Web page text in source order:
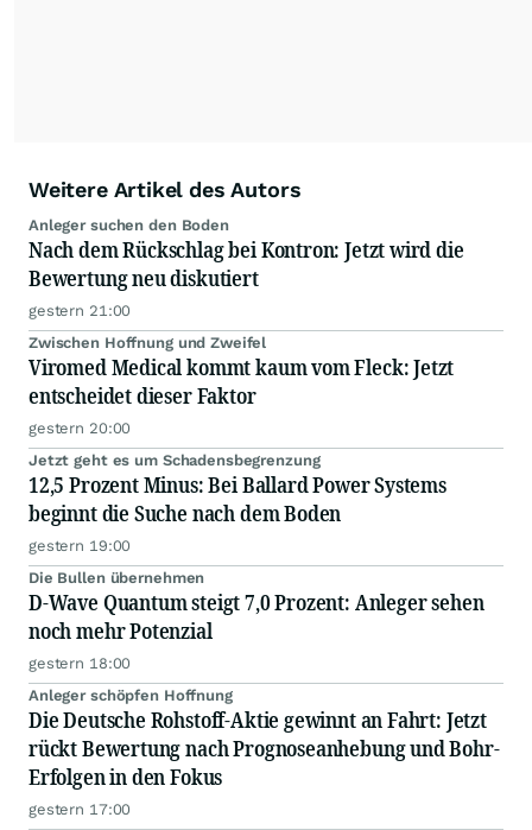
Weitere Artikel des Autors
Anleger suchen den Boden
Nach dem Rückschlag bei Kontron: Jetzt wird die
Bewertung neu diskutiert
gestern 21:00
Zwischen Hoffnung und Zweifel
Viromed Medical kommt kaum vom Fleck: Jetzt
entscheidet dieser Faktor
gestern 20:00
Jetzt geht es um Schadensbegrenzung
12,5 Prozent Minus: Bei Ballard Power Systems
beginnt die Suche nach dem Boden
gestern 19:00
Die Bullen übernehmen
D-Wave Quantum steigt 7,0 Prozent: Anleger sehen
noch mehr Potenzial
gestern 18:00
Anleger schöpfen Hoffnung
Die Deutsche Rohstoff-Aktie gewinnt an Fahrt: Jetzt
rückt Bewertung nach Prognoseanhebung und Bohr-
Erfolgen in den Fokus
gestern 17:00